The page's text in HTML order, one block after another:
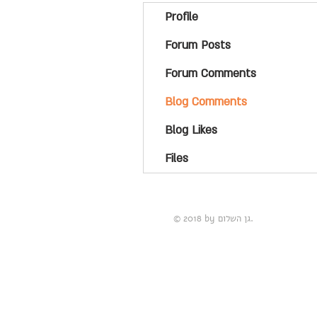
Profile
Forum Posts
Forum Comments
Blog Comments
Blog Likes
Files
© 2018 by גן השלום.